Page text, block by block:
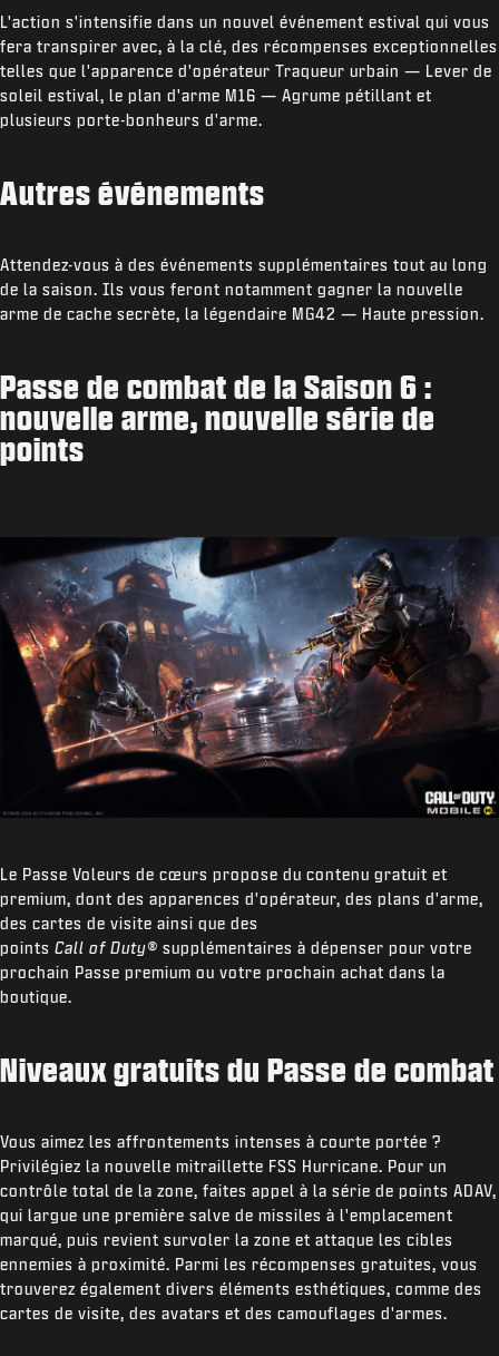
L'action s'intensifie dans un nouvel événement estival qui vous
fera transpirer avec, à la clé, des récompenses exceptionnelles
telles que l'apparence d'opérateur Traqueur urbain — Lever de
soleil estival, le plan d'arme M16 — Agrume pétillant et
plusieurs porte-bonheurs d'arme.
Autres événements
Attendez-vous à des événements supplémentaires tout au long
de la saison. Ils vous feront notamment gagner la nouvelle
arme de cache secrète, la légendaire MG42 — Haute pression.
Passe de combat de la Saison 6 :
nouvelle arme, nouvelle série de
points
Le Passe Voleurs de cœurs propose du contenu gratuit et
premium, dont des apparences d'opérateur, des plans d'arme,
des cartes de visite ainsi que des
points Call of Duty® supplémentaires à dépenser pour votre
prochain Passe premium ou votre prochain achat dans la
boutique.
Niveaux gratuits du Passe de combat
Vous aimez les affrontements intenses à courte portée ?
Privilégiez la nouvelle mitraillette FSS Hurricane. Pour un
contrôle total de la zone, faites appel à la série de points ADAV,
qui largue une première salve de missiles à l'emplacement
marqué, puis revient survoler la zone et attaque les cibles
ennemies à proximité. Parmi les récompenses gratuites, vous
trouverez également divers éléments esthétiques, comme des
cartes de visite, des avatars et des camouflages d'armes.